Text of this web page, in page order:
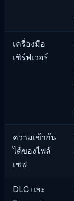
เครื่องมือ
เซิร์ฟเวอร์
ความเข้ากัน
ได้ของไฟล์
เซฟ
DLC และ